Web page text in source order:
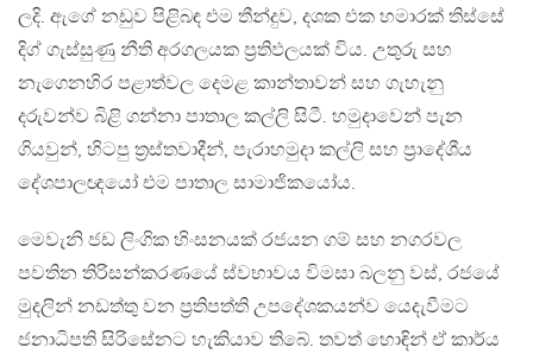
ලදි. ඇගේ නඩුව පිළිබඳ එම තීන්දුව, දශක එක හමාරක් තිස්සේ
දිග් ගැස්සුණු නීති අරගලයක ප‍්‍රතිඵලයක් විය. උතුරු සහ
නැගෙනහිර පළාත්වල දෙමළ කාන්තාවන් සහ ගැහැනු
දරුවන්ව බිළි ගන්නා පාතාල කල්ලි සිටී. හමුදාවෙන් පැන
ගියවුන්, හිටපු ත‍්‍රස්තවාදීන්, පැරාහමුදා කල්ලි සහ ප‍්‍රාදේශීය
දේශපාලඥයෝ එම පාතාල සාමාජිකයෝය.
මෙවැනි ජඩ ලිංගික හිංසනයක් රජයන ගම් සහ නගරවල
පවතින තිරිසන්කරණයේ ස්වභාවය විමසා බලනු වස්, රජයේ
මුදලින් නඩත්තු වන ප‍්‍රතිපත්ති උපදේශකයන්ව යෙදැවීමට
ජනාධිපති සිරිසේනට හැකියාව තිබේ. තවත් හොඳින් ඒ කාර්ය